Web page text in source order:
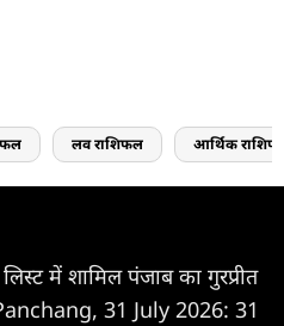
लव राशिफल आर्थिक
में शामिल पंजाब का गुरप्रीत
31 July 2026: 31